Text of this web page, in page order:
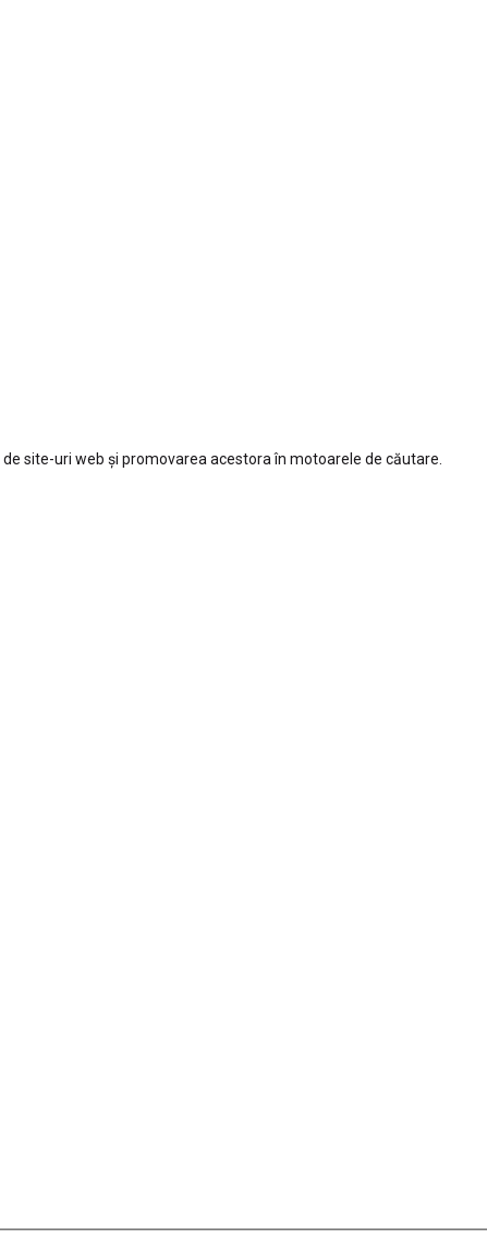
site-uri web și promovarea acestora în motoarele de căutare.